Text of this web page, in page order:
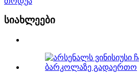
სიახლეები